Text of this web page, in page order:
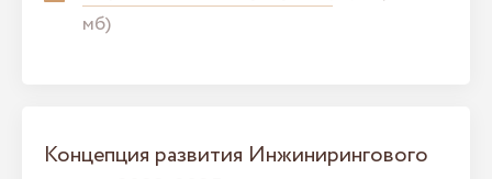
мб)
Концепция развития Инжинирингового